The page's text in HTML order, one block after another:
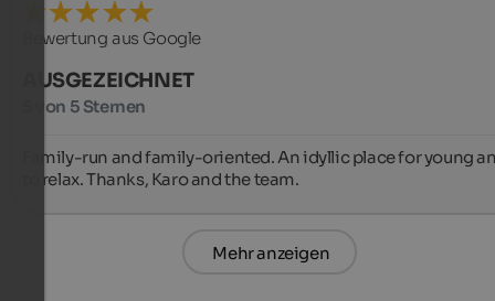
Bewertung aus Google
AUSGEZEICHNET
5 von 5 Sternen
Family-run and family-oriented. An idyllic place for young
to relax. Thanks, Karo and the team.
Mehr anzeigen